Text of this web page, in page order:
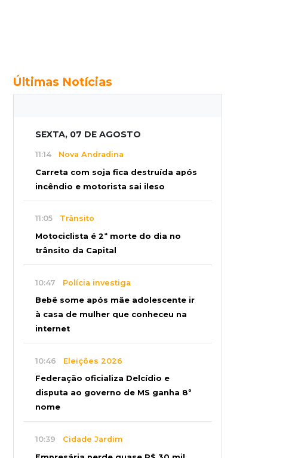
Últimas Notícias
SEXTA, 07 DE AGOSTO
11:14 Nova Andradina
Carreta com soja fica destruída após
incêndio e motorista sai ileso
11:05 Trânsito
Motociclista é 2ª morte do dia no
trânsito da Capital
10:47 Polícia investiga
Bebê some após mãe adolescente ir
à casa de mulher que conheceu na
internet
10:46 Eleições 2026
Federação oficializa Delcídio e
disputa ao governo de MS ganha 8º
nome
10:39 Cidade Jardim